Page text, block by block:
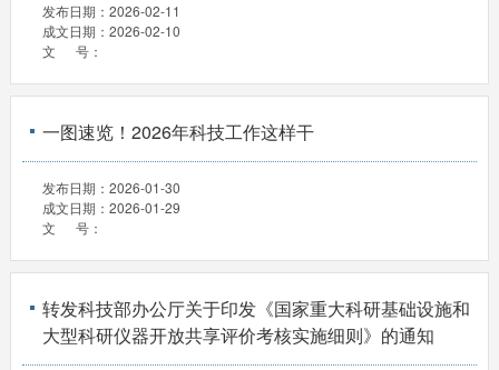
发布日期： 2026-02-11
成文日期： 2026-02-10
文 号：
一图速览！2026年科技工作这样干
发布日期： 2026-01-30
成文日期： 2026-01-29
文 号：
转发科技部办公厅关于印发《国家重大科研基础设施和
大型科研仪器开放共享评价考核实施细则》的通知